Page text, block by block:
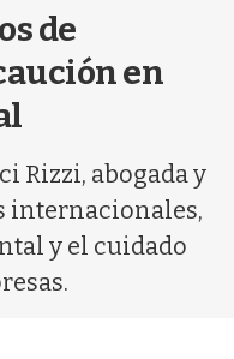
a
de
en
Rizzi, abogada y
internacionales,
y el cuidado